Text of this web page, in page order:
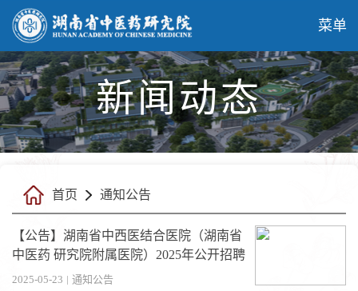
菜单
新闻动态
首页 通知公告
【公告】湖南省中西医结合医院（湖南省
中医药 研究院附属医院）2025年公开招聘
A类岗位和B类岗位现场资格复审通知
2025-05-23 | 通知公告